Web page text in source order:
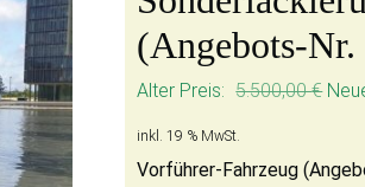
(Angebots-
Alter Preis: 5.500,00€
inkl. 19 % MwSt.
Vorführer-Fahrzeug